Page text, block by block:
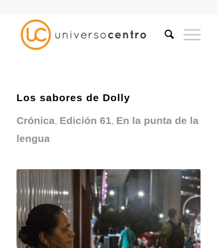
Los sabores de Dolly
Crónica, Edición 61, En la punta de la
lengua